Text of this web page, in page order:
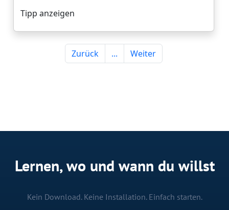
Lernen, wo und wann du willst
Kein Download. Keine Installation. Einfach starten.